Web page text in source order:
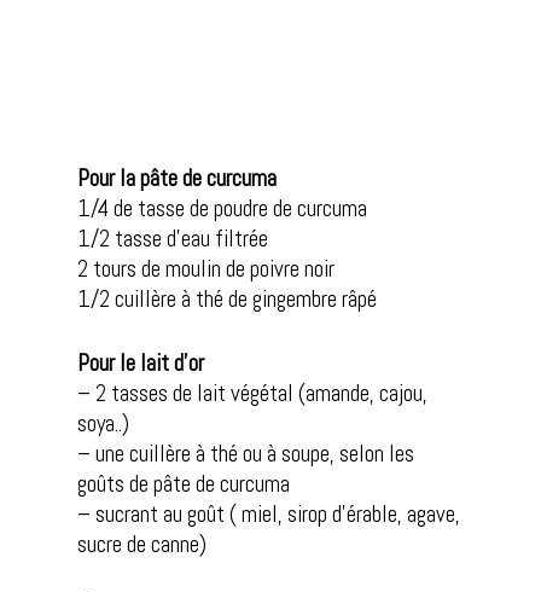
Pour la pâte de curcuma
1/4 de tasse de poudre de curcuma
1/2 tasse d’eau filtrée
2 tours de moulin de poivre noir
1/2 cuillère à thé de gingembre râpé
Pour le lait d’or
– 2 tasses de lait végétal (amande, cajou,
soya..)
– une cuillère à thé ou à soupe, selon les
goûts de pâte de curcuma
– sucrant au goût ( miel, sirop d’érable, agave,
sucre de canne)